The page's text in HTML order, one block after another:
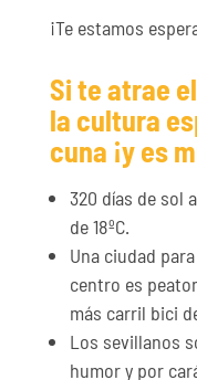
¡Te estamos
Si te atrae
la cultura
cuna ¡y es
320 días de sol
de 18ºC.
Una ciudad
centro es
más carril bici
Los sevillanos
humor y por